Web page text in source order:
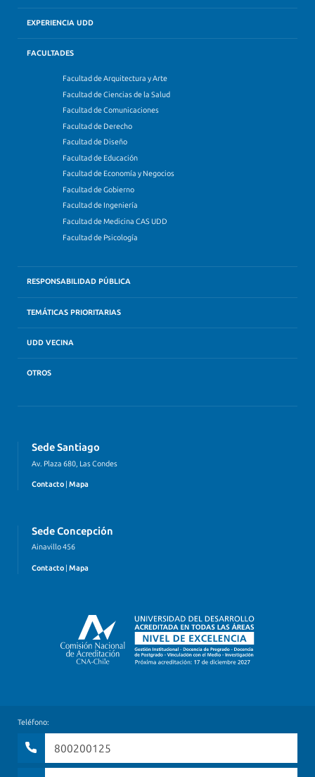
EXPERIENCIA UDD
FACULTADES
Facultad de Arquitectura y Arte
Facultad de Ciencias de la Salud
Facultad de Comunicaciones
Facultad de Derecho
Facultad de Diseño
Facultad de Educación
Facultad de Economía y Negocios
Facultad de Gobierno
Facultad de Ingeniería
Facultad de Medicina CAS UDD
Facultad de Psicología
RESPONSABILIDAD PÚBLICA
TEMÁTICAS PRIORITARIAS
UDD VECINA
OTROS
Sede Santiago
Av. Plaza 680, Las Condes
Contacto | Mapa
Sede Concepción
Ainavillo 456
Contacto | Mapa
Teléfono:
800200125